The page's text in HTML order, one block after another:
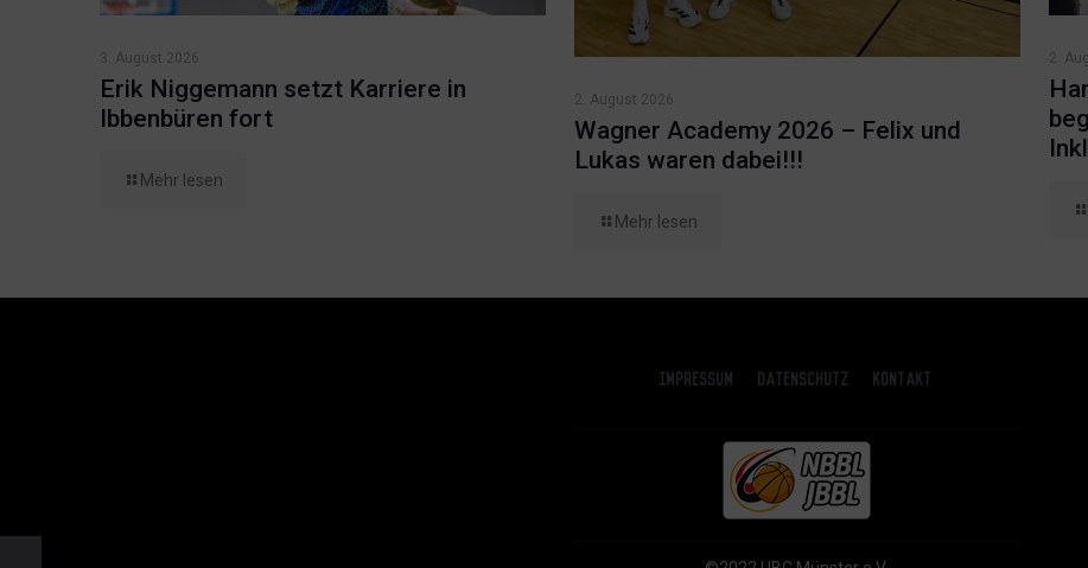
3. August 2026
Erik Niggemann setzt Karriere in
Ibbenbüren fort
Mehr lesen
2. August 2026
Wagner Academy 2026 – Felix und
Lukas waren dabei!!!
Mehr lesen
2.
Impressum Datenschutz Kontakt